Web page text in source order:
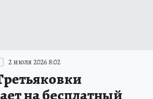
2 июля 2026 8:02